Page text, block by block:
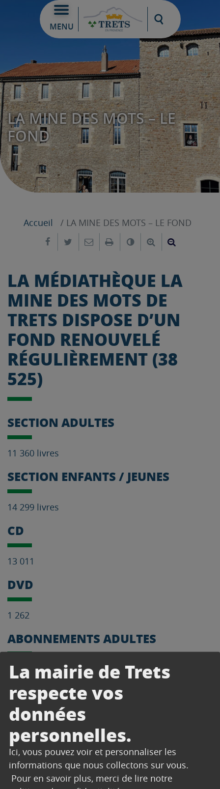
La mairie de Trets
respecte vos
données
personnelles.
Ici, vous pouvez voir et personnaliser les
informations que nous collectons sur vous.
Pour en savoir plus, merci de lire notre
MENU
Moteur de
LA MINE DES MOTS – LE
FOND
Accueil
LA MINE DES MOTS – LE FOND
Partager sur Facebook
Partager sur Twitter
Envoyer par e-mail
ImprimerChanger leAgrandir le
LA MÉDIATHÈQUE LA
MINE DES MOTS DE
TRETS DISPOSE D’UN
FOND RENOUVELÉ
RÉGULIÈREMENT (38
525)
SECTION ADULTES
11 360 livres
SECTION ENFANTS / JEUNES
14 299 livres
CD
13 011
DVD
1 262
ABONNEMENTS ADULTES
30
ABONNEMENTS JEUNESSE
10